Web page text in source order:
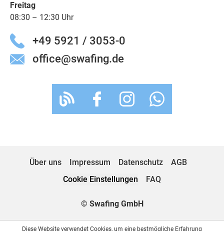
Freitag
08:30 – 12:30 Uhr
+49 5921 / 3053-0
office@swafing.de
© Swafing GmbH
Über uns Impressum Datenschutz
AGB
Cookie Einstellungen
FAQ
Diese Website verwendet Cookies, um eine bestmögliche Erfahrung